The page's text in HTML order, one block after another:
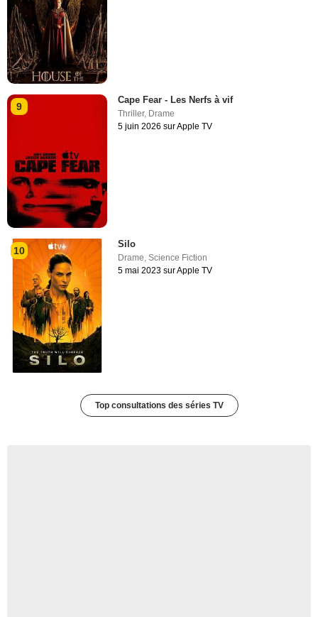
9
Cape Fear - Les Nerfs à vif
Thriller, Drame
5 juin 2026 sur Apple TV
10
Silo
Drame,Science Fiction
5 mai 2023 sur Apple TV
Top consultations des séries TV